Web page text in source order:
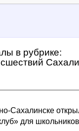
в рубрике:
Сахалинске
для школьников